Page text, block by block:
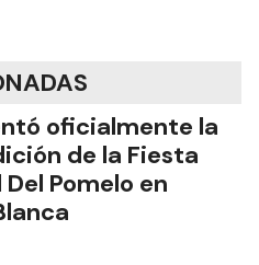
oficialmente la
de la Fiesta
Pomelo en